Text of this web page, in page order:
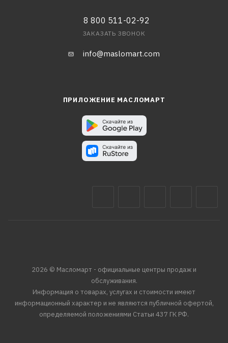
8 800 511-02-92
ЗАКАЗАТЬ ЗВОНОК
info@maslomart.com
ПРИЛОЖЕНИЕ МАСЛОМАРТ
2026 © Масломарт - официальные центры продаж и
обслуживания.
Информация о товарах, услугах и стоимости имеют
информационный характер и не являются публичной офертой,
определяемой положениями Статьи 437 ГК РФ.